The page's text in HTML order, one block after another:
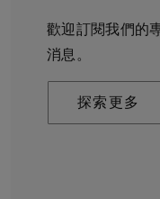
歡迎訂閱我們的
消息。
探索更多
De Beers 在全球
寶品牌。
探索更多
無論您是透過線
驗。預約於店內
瞭解更多
De Beers 成立於
藝將鑽石轉化為
探索更多